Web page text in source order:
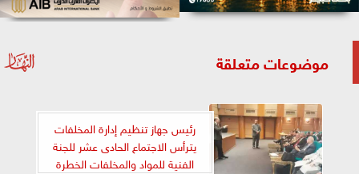
موضوعات متعلقة
رئيس جهاز تنظيم إدارة المخلفات
يترأس الاجتماع الحادى عشر للجنة
الفنية للمواد والمخلفات الخطرة